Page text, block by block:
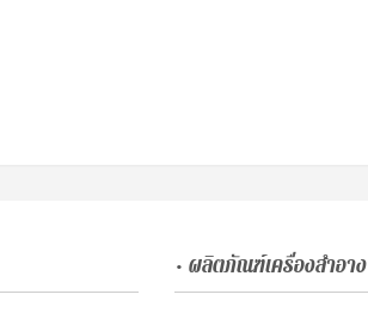
• ผลิตภัณฑ์เครื่องสำอาง